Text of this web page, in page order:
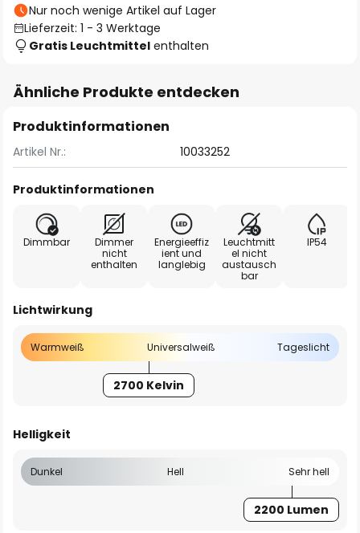
Nur noch wenige Artikel auf Lager
Lieferzeit: 1 - 3 Werktage
Gratis Leuchtmittel enthalten
Ähnliche Produkte entdecken
Produktinformationen
Artikel Nr.: 10033252
Produktinformationen
Dimmbar
Dimmer
nicht
enthalten
Energieeffiz
ient und
langlebig
Leuchtmitt
el nicht
austausch
bar
IP54
Lichtwirkung
Warmweiß Universalweiß Tageslicht
2700 Kelvin
Helligkeit
Dunkel Hell Sehr hell
2200 Lumen